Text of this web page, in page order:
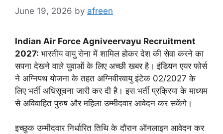
June 19, 2026 by afreen
Indian Air Force Agniveervayu Recruitment
2027: भारतीय वायु सेना में शामिल होकर देश की सेवा करने का
सपना देखने वाले युवाओं के लिए अच्छी खबर है। इंडियन एयर फोर्स
ने अग्निपथ योजना के तहत अग्निवीरवायु इंटेक 02/2027 के
लिए भर्ती अधिसूचना जारी कर दी है। इस भर्ती प्रक्रिया के माध्यम
से अविवाहित पुरुष और महिला उम्मीदवार आवेदन कर सकेंगे।
इच्छुक उम्मीदवार निर्धारित तिथि के दौरान ऑनलाइन आवेदन कर